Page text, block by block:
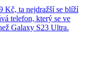
Kč, ta nejdražší se blíží
telefon, který se ve
Galaxy S23 Ultra.